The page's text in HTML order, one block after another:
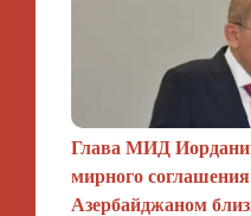
Глава МИД
мирного
Азербайджаном